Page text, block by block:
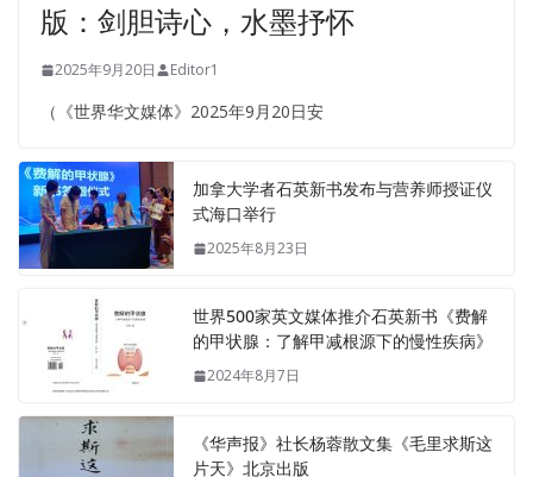
版：剑胆诗心，水墨抒怀
2025年9月20日 Editor1
（《世界华文媒体》2025年9月20日安
加拿大学者石英新书发布与营养师授证仪
式海口举行
2025年8月23日
世界500家英文媒体推介石英新书《费解
的甲状腺：了解甲减根源下的慢性疾病》
2024年8月7日
《华声报》社长杨蓉散文集《毛里求斯这
片天》北京出版